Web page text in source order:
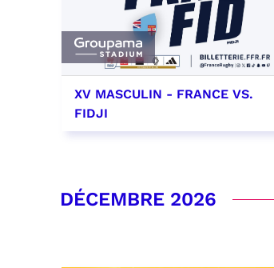
XV MASCULIN - FRANCE VS.
FIDJI
DÉCEMBRE 2026